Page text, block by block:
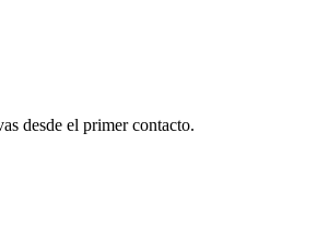
desde el primer contacto.